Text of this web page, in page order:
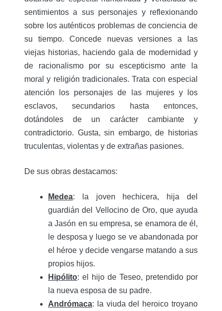
sentimientos a sus personajes y reflexionando
sobre los auténticos problemas de conciencia de
su tiempo. Concede nuevas versiones a las
viejas historias, haciendo gala de modernidad y
de racionalismo por su escepticismo ante la
moral y religión tradicionales. Trata con especial
atención los personajes de las mujeres y los
esclavos, secundarios hasta entonces,
dotándoles de un carácter cambiante y
contradictorio. Gusta, sin embargo, de historias
truculentas, violentas y de extrañas pasiones.
De sus obras destacamos:
Medea: la joven hechicera, hija del
guardián del Vellocino de Oro, que ayuda
a Jasón en su empresa, se enamora de él,
le desposa y luego se ve abandonada por
el héroe y decide vengarse matando a sus
propios hijos.
Hipólito: el hijo de Teseo, pretendido por
la nueva esposa de su padre.
Andrómaca: la viuda del heroico troyano